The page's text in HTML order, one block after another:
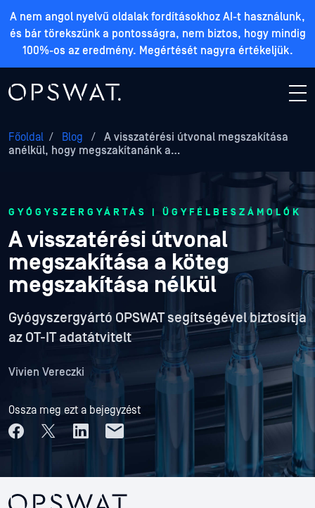
A nem angol nyelvű oldalak fordításokhoz AI-t használunk,
és bár törekszünk a pontosságra, nem biztos, hogy mindig
100%-os az eredmény. Megértését nagyra értékeljük.
Főoldal / Blog /
A visszatérési útvonal megszakítása
anélkül, hogy megszakítanánk a…
GYÓGYSZERGYÁRTÁS | ÜGYFÉLBESZÁMOLÓK
A visszatérési útvonal
megszakítása a köteg
megszakítása nélkül
Gyógyszergyártó OPSWAT segítségével biztosítja
az OT-IT adatátvitelt
Vivien Vereczki
Ossza meg ezt a bejegyzést